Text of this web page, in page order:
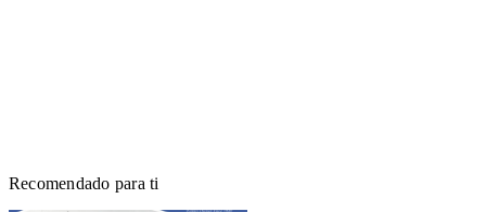
Recomendado para ti